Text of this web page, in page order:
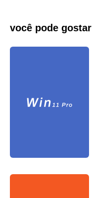
você pode gostar